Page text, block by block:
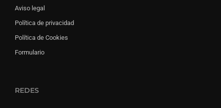
Aviso legal
Política de privacidad
Política de Cookies
Formulario
REDES